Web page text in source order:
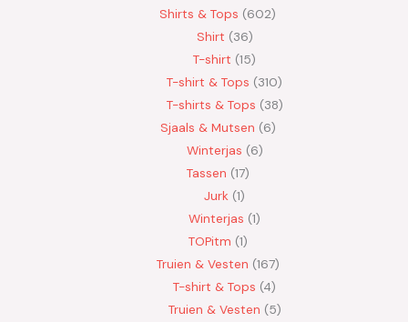
Shirts & Tops 602
Shirt 36
T-shirt 15
T-shirt & Tops 310
T-shirts & Tops 38
Sjaals & Mutsen 6
Winterjas 6
Tassen 17
Jurk 1
Winterjas 1
TOPitm 1
Truien & Vesten 167
T-shirt & Tops 4
Truien & Vesten 5